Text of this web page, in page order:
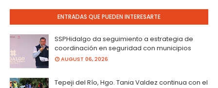
ENTRADAS QUE PUEDEN INTERESARTE
SSPHidalgo da seguimiento a estrategia de
coordinación en seguridad con municipios
AUGUST 06, 2026
Tepeji del Río, Hgo. Tania Valdez continua con el